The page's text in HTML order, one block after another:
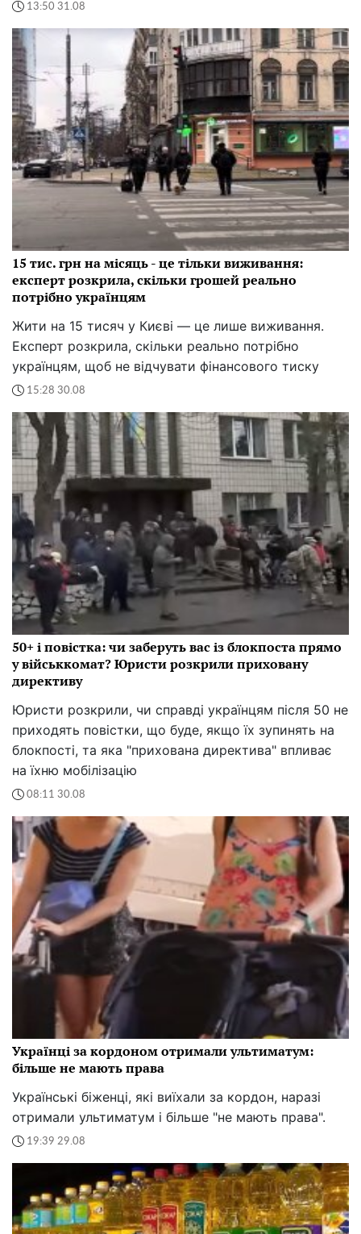
13:50 31.08
15 тис. грн на місяць - це тільки виживання:
експерт розкрила, скільки грошей реально
потрібно українцям
Жити на 15 тисяч у Києві — це лише виживання.
Експерт розкрила, скільки реально потрібно
українцям, щоб не відчувати фінансового тиску
15:28 30.08
50+ і повістка: чи заберуть вас із блокпоста прямо
у військкомат? Юристи розкрили приховану
директиву
Юристи розкрили, чи справді українцям після 50 не
приходять повістки, що буде, якщо їх зупинять на
блокпості, та яка "прихована директива" впливає
на їхню мобілізацію
08:11 30.08
Українці за кордоном отримали ультиматум:
більше не мають права
Українські біженці, які виїхали за кордон, наразі
отримали ультиматум і більше "не мають права".
19:39 29.08